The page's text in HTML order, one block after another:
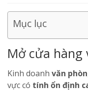
Mục lục
Mở cửa hàng
Kinh doanh văn
vực có tính ổn định